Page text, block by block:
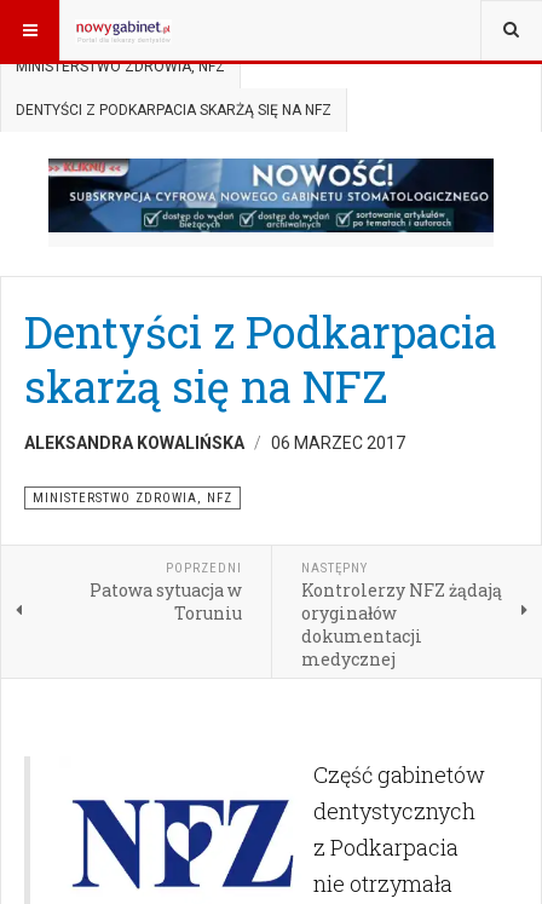
JESTEŚ TUTAJ: START
MINISTERSTWO ZDROWIA, NFZ
DENTYŚCI Z PODKARPACIA SKARŻĄ SIĘ NA NFZ
Dentyści z Podkarpacia
skarżą się na NFZ
ALEKSANDRA KOWALIŃSKA 06 MARZEC 2017
MINISTERSTWO ZDROWIA, NFZ
POPRZEDNI
Patowa sytuacja w
Toruniu
NASTĘPNY
Kontrolerzy NFZ żądają
oryginałów
dokumentacji
medycznej
Część gabinetów
dentystycznych
z Podkarpacia
nie otrzymała